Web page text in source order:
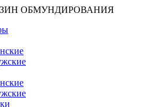
ОБМУНДИРОВАНИЯ